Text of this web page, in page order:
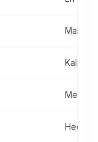
Medine
Hediye